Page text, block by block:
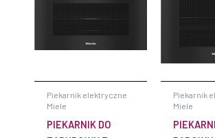
Piekarnik elektryczne
Miele
PIEKARNIK DO
Piekarnik
Miele